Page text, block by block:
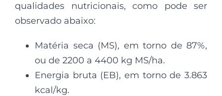
qualidades nutricionais, como pode ser
observado abaixo:
Matéria seca (MS), em torno de 87%,
ou de 2200 a 4400 kg MS/ha.
Energia bruta (EB), em torno de 3.863
kcal/kg.